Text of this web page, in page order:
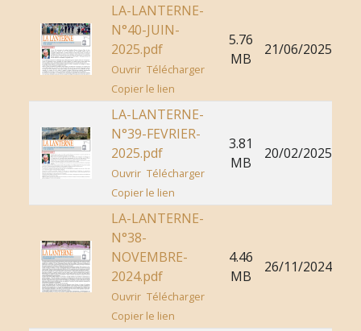
LA-LANTERNE-
N°40-JUIN-
2025.pdf
Ouvrir Télécharger
Copier le lien
5.76
MB
21/06/2025
LA-LANTERNE-
N°39-FEVRIER-
2025.pdf
Ouvrir Télécharger
Copier le lien
3.81
MB
20/02/2025
LA-LANTERNE-
N°38-
NOVEMBRE-
2024.pdf
Ouvrir Télécharger
Copier le lien
4.46
MB
26/11/2024